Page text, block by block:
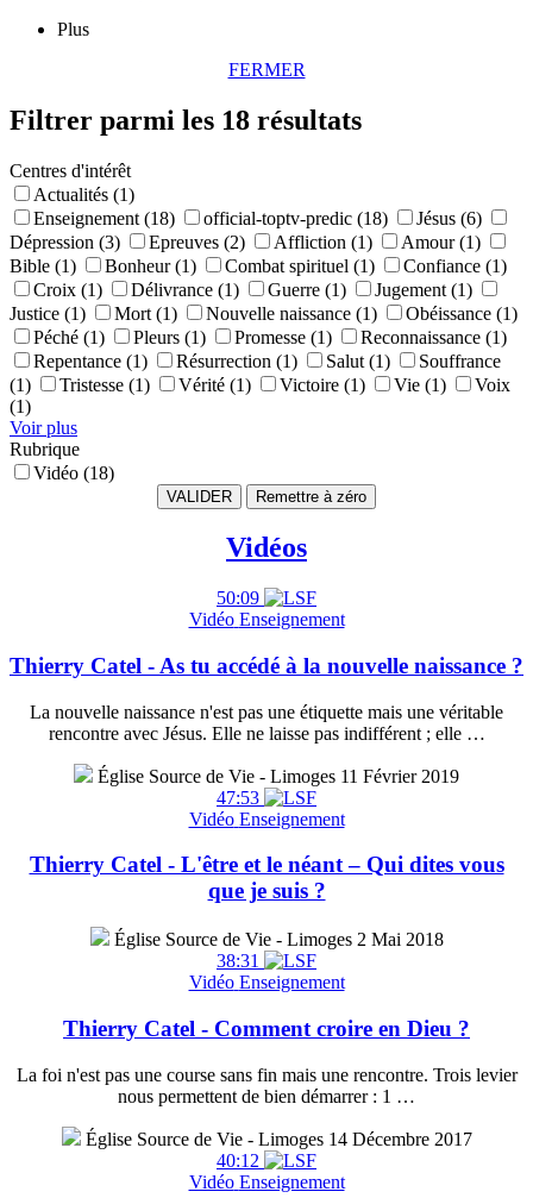
Plus
FERMER
Filtrer parmi les 18 résultats
Centres d'intérêt
Actualités (1)
Enseignement (18)
official-toptv-predic (18)
Jésus (6)
Dépression (3)
Epreuves (2) Affliction (1)
Amour (1)
Bible (1)
Bonheur (1) Combat spirituel (1)
Confiance (1)
Croix (1)
Délivrance (1) Guerre (1)
Jugement (1)
Justice (1)
Mort (1) Nouvelle naissance (1)
Obéissance (1)
Péché (1)
Pleurs (1) Promesse (1)
Reconnaissance (1)
Repentance (1)
Résurrection (1) Salut (1)
Souffrance
(1)
Tristesse (1) Vérité (1) Victoire (1) Vie (1)
Voix
(1)
Voir plus
Rubrique
Vidéo (18)
VALIDER
Vidéos
50:09
Vidéo Enseignement
Thierry Catel - As tu accédé à la nouvelle naissance ?
La nouvelle naissance n'est pas une étiquette mais une véritable
rencontre avec Jésus. Elle ne laisse pas indifférent ; elle …
Église Source de Vie - Limoges 11 Février 2019
47:53
Vidéo Enseignement
Thierry Catel - L'être et le néant – Qui dites vous
que je suis ?
Église Source de Vie - Limoges 2 Mai 2018
38:31
Vidéo Enseignement
Thierry Catel - Comment croire en Dieu ?
La foi n'est pas une course sans fin mais une rencontre. Trois levier
nous permettent de bien démarrer : 1 …
Église Source de Vie - Limoges 14 Décembre 2017
40:12
Vidéo Enseignement